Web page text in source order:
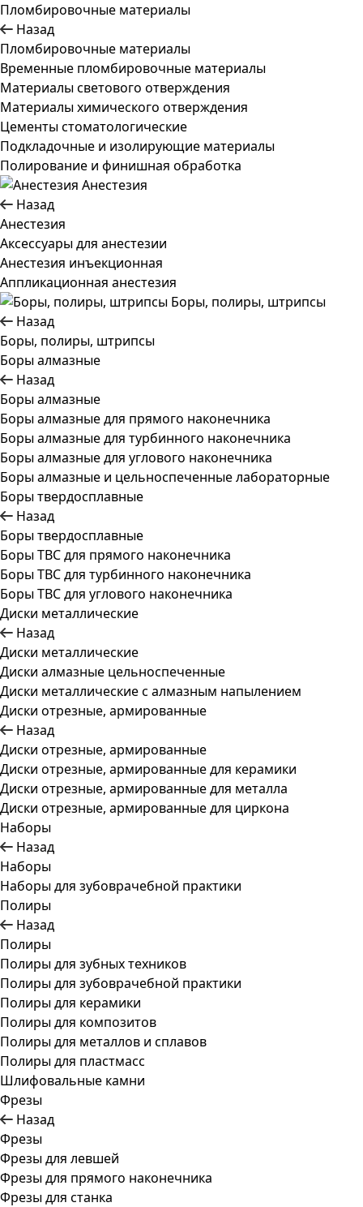
Пломбировочные материалы
Назад
Пломбировочные материалы
Временные пломбировочные материалы
Материалы светового отверждения
Материалы химического отверждения
Цементы стоматологические
Подкладочные и изолирующие материалы
Полирование и финишная обработка
Анестезия
Назад
Анестезия
Аксессуары для анестезии
Анестезия инъекционная
Аппликационная анестезия
Боры, полиры, штрипсы
Назад
Боры, полиры, штрипсы
Боры алмазные
Назад
Боры алмазные
Боры алмазные для прямого наконечника
Боры алмазные для турбинного наконечника
Боры алмазные для углового наконечника
Боры алмазные и цельноспеченные лабораторные
Боры твердосплавные
Назад
Боры твердосплавные
Боры ТВС для прямого наконечника
Боры ТВС для турбинного наконечника
Боры ТВС для углового наконечника
Диски металлические
Назад
Диски металлические
Диски алмазные цельноспеченные
Диски металлические с алмазным напылением
Диски отрезные, армированные
Назад
Диски отрезные, армированные
Диски отрезные, армированные для керамики
Диски отрезные, армированные для металла
Диски отрезные, армированные для циркона
Наборы
Назад
Наборы
Наборы для зубоврачебной практики
Полиры
Назад
Полиры
Полиры для зубных техников
Полиры для зубоврачебной практики
Полиры для керамики
Полиры для композитов
Полиры для металлов и сплавов
Полиры для пластмасс
Шлифовальные камни
Фрезы
Назад
Фрезы
Фрезы для левшей
Фрезы для прямого наконечника
Фрезы для станка